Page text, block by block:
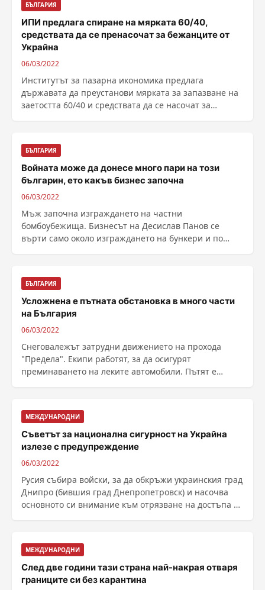
БЪЛГАРИЯ
ИПИ предлага спиране на мярката 60/40,
средствата да се пренасочат за бежанците от
Украйна
06/03/2022
Институтът за пазарна икономика предлага
държавата да преустанови мярката за запазване на
заетостта 60/40 и средствата да се насочат за
БЪЛГАРИЯ
Войната може да донесе много пари на този
българин, ето какъв бизнес започна
06/03/2022
Mъж започна изграждането на частни
бомбоубежища. Бизнесът на Десислав Панов се
върти само около изграждането на бункери и по
БЪЛГАРИЯ
Усложнена е пътната обстановка в много части
на България
06/03/2022
Снеговалежът затрудни движението на прохода
"Предела". Екипи работят, за да осигурят
преминаването на леките автомобили. Пътят е
МЕЖДУНАРОДНИ
Съветът за национална сигурност на Украйна
излезе с предупреждение
06/03/2022
Русия събира войски, за да обкръжи украинския град
Днипро (бившия град Днепропетровск) и насочва
основното си внимание към отрязване на достъпа на
МЕЖДУНАРОДНИ
След две години тази страна най-накрая отваря
границите си без карантина